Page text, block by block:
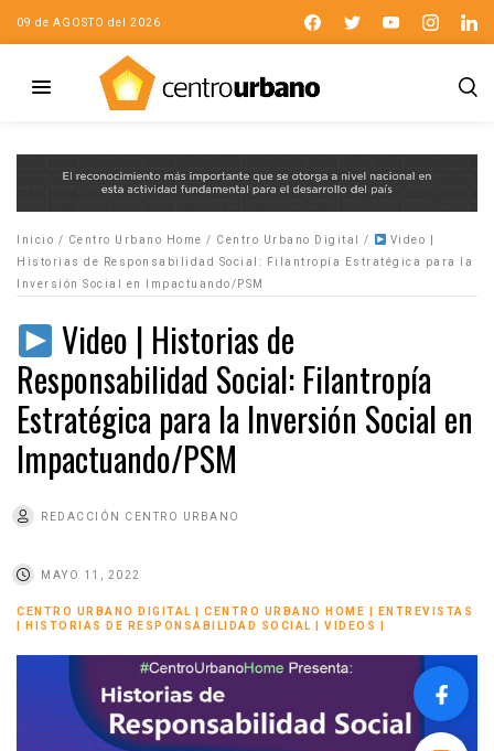
09 de AGOSTO del 2026
Inicio / Centro Urbano Home / Centro Urbano Digital /
Video |
Historias de Responsabilidad Social: Filantropía Estratégica para la
Inversión Social en Impactuando/PSM
Video | Historias de
Responsabilidad Social: Filantropía
Estratégica para la Inversión Social en
Impactuando/PSM
REDACCIÓN CENTRO URBANO
MAYO 11, 2022
CENTRO URBANO DIGITAL CENTRO URBANO HOME
ENTREVISTAS
HISTORIAS DE RESPONSABILIDAD SOCIAL VIDEOS